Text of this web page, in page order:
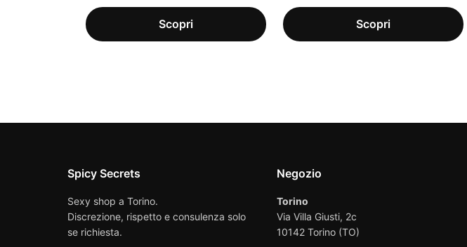
Spicy Secrets
Sexy shop a Torino.
Discrezione, rispetto e consulenza solo
se richiesta.
Negozio
Torino
Via Villa Giusti, 2c
10142 Torino (TO)